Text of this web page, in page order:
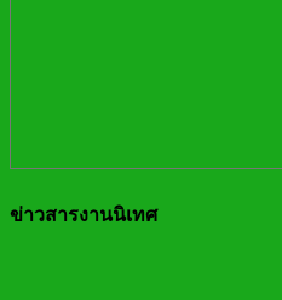
ข่าวสารงานนิเทศ